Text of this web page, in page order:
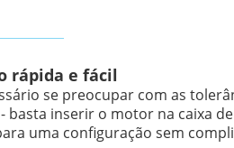
rápida e fácil
se preocupar com as
basta inserir o motor na caixa
uma configuração sem